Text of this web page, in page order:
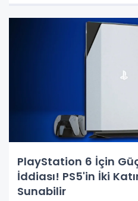
PlayStation 6 İçin
İddiası! PS5'in İki
Sunabilir